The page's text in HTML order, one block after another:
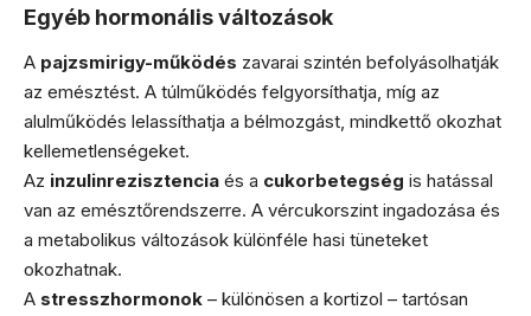
Egyéb hormonális változások
A pajzsmirigy-működés zavarai szintén befolyásolhatják
az emésztést. A túlműködés felgyorsíthatja, míg az
alulműködés lelassíthatja a bélmozgást, mindkettő okozhat
kellemetlenségeket.
Az inzulinrezisztencia és a cukorbetegség is hatással
van az emésztőrendszerre. A vércukorszint ingadozása és
a metabolikus változások különféle hasi tüneteket
okozhatnak.
A stresszhormonok – különösen a kortizol – tartósan